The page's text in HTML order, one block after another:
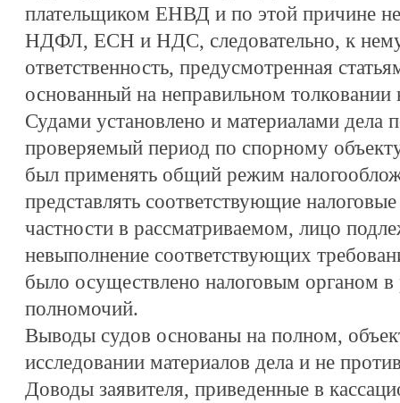
плательщиком ЕНВД и по этой причине
НДФЛ, ЕСН и НДС, следовательно, к
ответственность, предусмотренная
основанный на неправильном толковании
Судами установлено и материалами дела
проверяемый период по спорному
был применять общий режим
представлять соответствующие
частности в рассматриваемом, лицо
невыполнение соответствующих
было осуществлено налоговым органом в
полномочий.
Выводы судов основаны на полном,
исследовании материалов дела и не
Доводы заявителя, приведенные в